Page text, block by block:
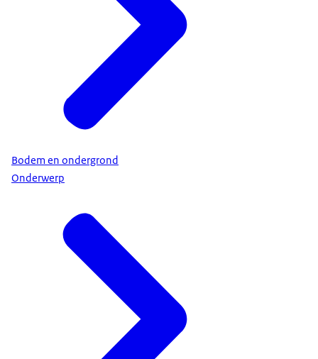
Bodem en ondergrond
Onderwerp